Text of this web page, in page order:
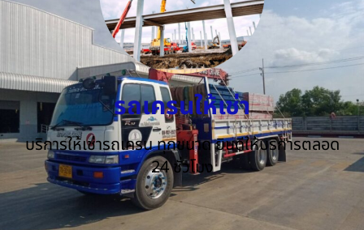
รถเครนให้เช่า
บริการให้เช่ารถเครน ทุกขนาด ยินดีให้บริการตลอด
24 ชั่วโมง